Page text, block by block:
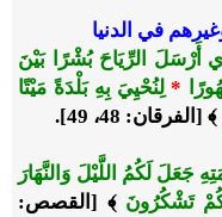
في الدنيا
أَرْسَلَ الرِّيَاحَ بُشْرًا بَيْنَ
*لِنُحْيِيَ بِهِ بَلْدَةً مَيْتًا
﴾ [الفرقان: 48، 49].
جَعَلَ لَكُمُ اللَّيْلَ وَالنَّهَارَ
تَشْكُرُونَ ﴾ [القصص: